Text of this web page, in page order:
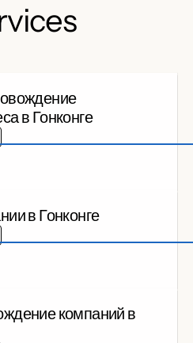
в Гонконге
в Гонконге
компаний в